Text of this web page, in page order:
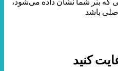
باشد